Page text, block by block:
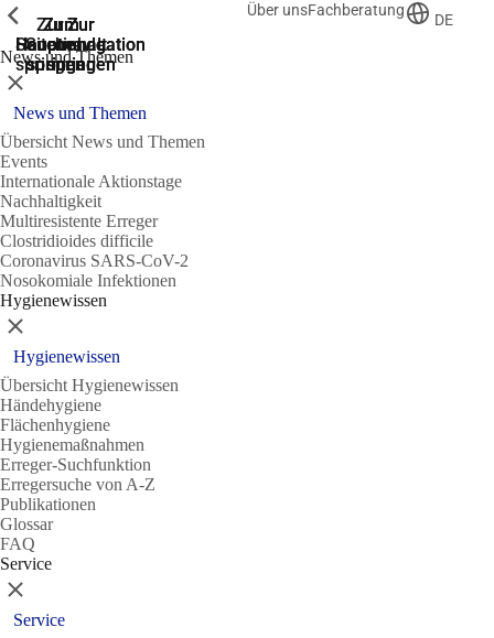
Zur
Suche
springen
Zur
Hauptnavigation
springen
Zur
Hauptnavigation
springen
Zum
Hauptinhalt
springen
Zum
Seitenende
springen
Über unsFachberatung
DE
News und Themen
Zeige vorherige
Schließen
News und Themen
Übersicht News und Themen
Events
Internationale Aktionstage
Nachhaltigkeit
Multiresistente Erreger
Clostridioides difficile
Coronavirus SARS-CoV-2
Nosokomiale Infektionen
Hygienewissen
Zeige vorherige
Schließen
Hygienewissen
Übersicht Hygienewissen
Händehygiene
Flächenhygiene
Hygienemaßnahmen
Erreger-Suchfunktion
Erregersuche von A-Z
Publikationen
Glossar
FAQ
Service
Zeige vorherige
Schließen
Service